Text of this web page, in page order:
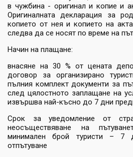
в чужбина - оригинал и копие и
Оригиналната декларация за
копието от нея и копието на
следва да се носят по време на
Начин на плащане:
внасяне на 30 % от цената
договор за организирано
пълния комплект документи за
след цялостното заплащане на
извършва най-късно до 7 дни
Срок за уведомление от
неосъществяване на
минимален брой туристи – 7
отпътуване